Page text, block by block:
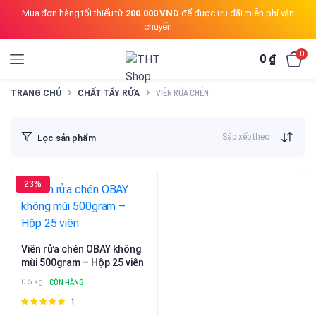
Mua đơn hàng tối thiểu từ 200.000 VND để được ưu đãi miễn phí vận
chuyển
0 ₫ 0
TRANG CHỦ CHẤT TẨY RỬA VIÊN RỬA CHÉN
Lọc sản phẩm Sắp xếp theo
23%
Viên rửa chén OBAY không
mùi 500gram – Hộp 25 viên
0.5 kg CÒN HÀNG
Được
1